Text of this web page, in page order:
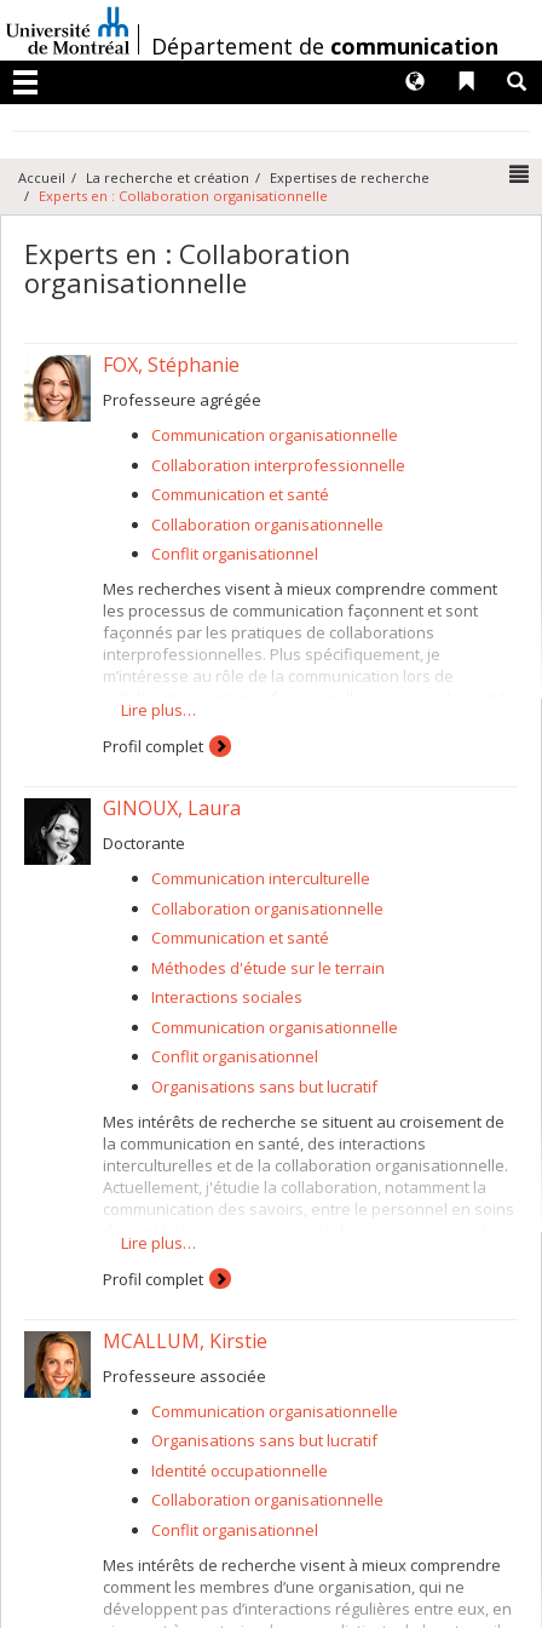
au
contenu
/Département de communication
Menu
Liens
Langues
Accueil La recherche et création
Expertises de recherche
Experts en : Collaboration organisationnelle
Experts en : Collaboration
organisationnelle
FOX, Stéphanie
Professeure agrégée
Communication organisationnelle
Collaboration interprofessionnelle
Communication et santé
Collaboration organisationnelle
Conflit organisationnel
Mes recherches visent à mieux comprendre comment
les processus de communication façonnent et sont
façonnés par les pratiques de collaborations
interprofessionnelles. Plus spécifiquement, je
m’intéresse au rôle de la communication lors de
et ce, tant en soins de première ligne qu’en soins
hospitaliers. J’observe plus particulièrement comment
les collaborateurs définissent des situations de soins et
définitions qui émergent simultanément des différentes
organisationnel et institutionnel, et des liens avec les
patients. Je m’intéresse également au rôle du patient ou
Lire plus…
Profil complet
GINOUX, Laura
Doctorante
Communication interculturelle
Collaboration organisationnelle
Communication et santé
Méthodes d'étude sur le terrain
Interactions sociales
Communication organisationnelle
Conflit organisationnel
Organisations sans but lucratif
Mes intérêts de recherche se situent au croisement de
la communication en santé, des interactions
interculturelles et de la collaboration organisationnelle.
Actuellement, j'étudie la collaboration, notamment la
communication des savoirs, entre le personnel en soins
aidantes issues de groupes ethnoculturels minoritaires
qui prennent soin de personnes âgées. Je m'intéresse
également à la gestion des émotions, au conflit
soins de santé et des organisations à but non lucratif.
qualitative et je développe des approches
collaboratives basées sur les intérêts des
Lire plus…
Profil complet
MCALLUM, Kirstie
Professeure associée
Communication organisationnelle
Organisations sans but lucratif
Identité occupationnelle
Collaboration organisationnelle
Conflit organisationnel
Mes intérêts de recherche visent à mieux comprendre
comment les membres d’une organisation, qui ne
développent pas d’interactions régulières entre eux, en